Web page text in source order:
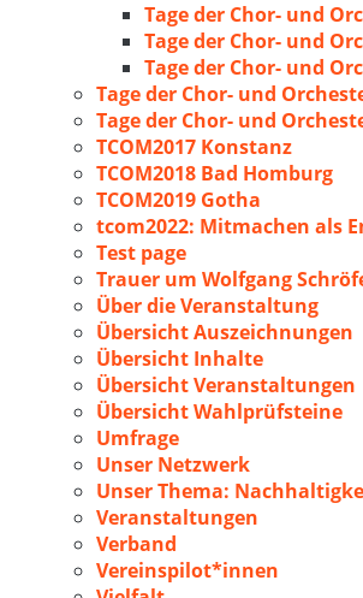
Tage der Chor- und
Tage der Chor- und
Tage der Chor- und
Tage der Chor- und
Tage der Chor- und
TCOM2017 Konstanz
TCOM2018 Bad Homburg
TCOM2019 Gotha
tcom2022: Mitmachen als
Test page
Trauer um Wolfgang
Über die Veranstaltung
Übersicht Auszeichnungen
Übersicht Inhalte
Übersicht Veranstaltungen
Übersicht Wahlprüfsteine
Umfrage
Unser Netzwerk
Unser Thema:
Veranstaltungen
Verband
Vereinspilot*innen